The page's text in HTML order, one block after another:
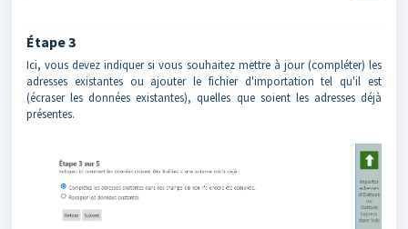
Étape 3
Ici, vous devez indiquer si vous souhaitez mettre à jour (compléter) les
adresses existantes ou ajouter le fichier d'importation tel qu'il est
(écraser les données existantes), quelles que soient les adresses déjà
présentes.